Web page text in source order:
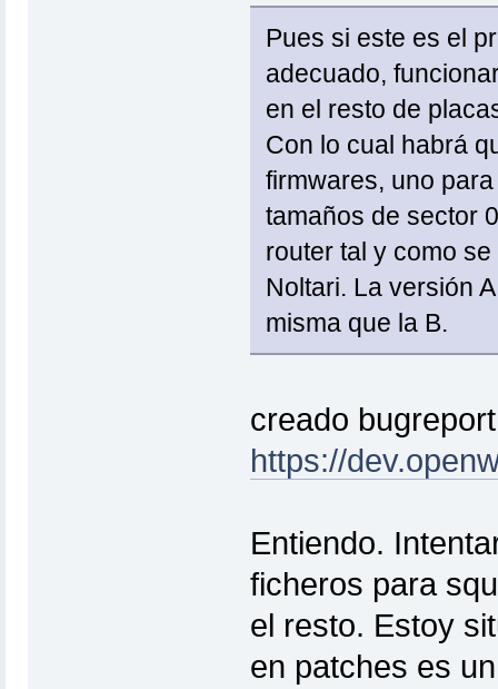
Pues si este es el
adecuado,
en el resto de
Con lo cual habrá
firmwares, uno
tamaños de sector
router tal y como
Noltari. La versión
misma que la B.
creado bugreport
https://
Entiendo.
ficheros para
el resto. Estoy
en patches es